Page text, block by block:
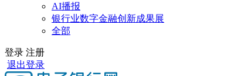
AI播报
银行业数字金融创新成果展
全部
登录 注册
退出登录